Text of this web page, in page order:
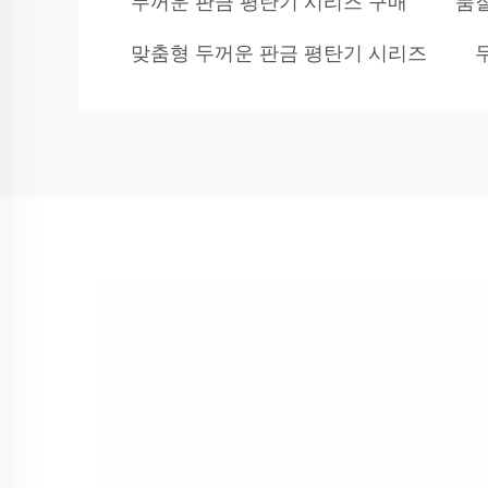
맞춤형 두꺼운 판금 평탄기 시리즈